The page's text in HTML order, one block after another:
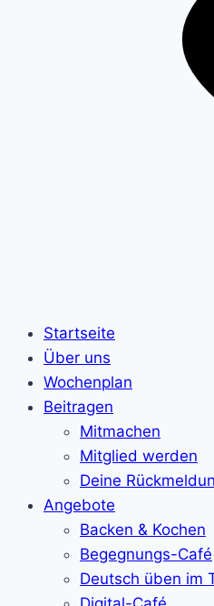
Startseite
Über uns
Wochenplan
Beitragen
Mitmachen
Mitglied werden
Deine
Angebote
Backen & Kochen
Begegnungs-Café
Deutsch üben im